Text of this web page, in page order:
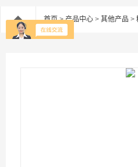
首页>产品中心 > 其他产品 >